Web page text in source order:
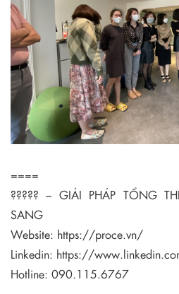
====
????? – GIẢI PHÁP TỔNG
SANG
Website: https://proce.vn/
Linkedin: https://
Hotline: 090.115.6767